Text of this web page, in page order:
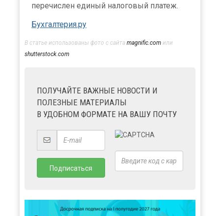
перечислен единый налоговый платеж.
Бухгалтерия.ру
В статье использованы фото с сайта magnific.com или
shutterstock.com
ПОЛУЧАЙТЕ ВАЖНЫЕ НОВОСТИ И
ПОЛЕЗНЫЕ МАТЕРИАЛЫ
В УДОБНОМ ФОРМАТЕ НА ВАШУ ПОЧТУ